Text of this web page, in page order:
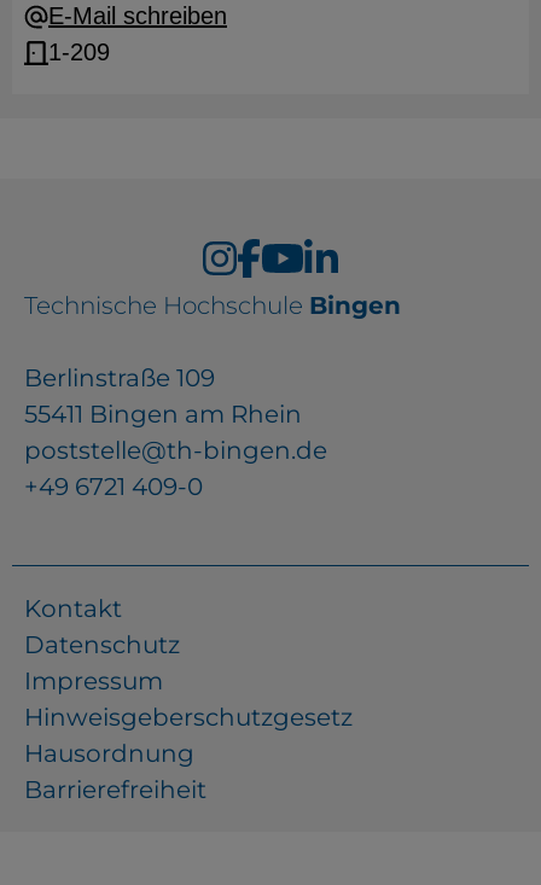
E-Mail schreiben
1-209
Technische Hochschule Bingen
Berlinstraße 109
55411 Bingen am Rhein
poststelle@th-bingen.de
+49 6721 409-0
Kontakt
Datenschutz
Impressum
Hinweisgeberschutzgesetz
Hausordnung
Barrierefreiheit